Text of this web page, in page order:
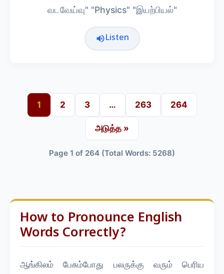
வடவேய்வு" "Physics" "இயற்பியல்"
Listen
1 2 3 … 263 264
அடுத்த »
Page 1 of 264 (Total Words: 5268)
How to Pronounce English
Words Correctly?
ஆங்கிலம் பேசும்போது பலருக்கு வரும் பெரிய